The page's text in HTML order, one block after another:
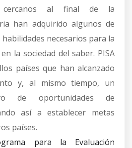
cercanos al final de la
han adquirido algunos de
necesarios para la
la sociedad del saber. PISA
países que han alcanzado
y, al mismo tiempo, un
de oportunidades de
así a establecer metas
países.
para la Evaluación